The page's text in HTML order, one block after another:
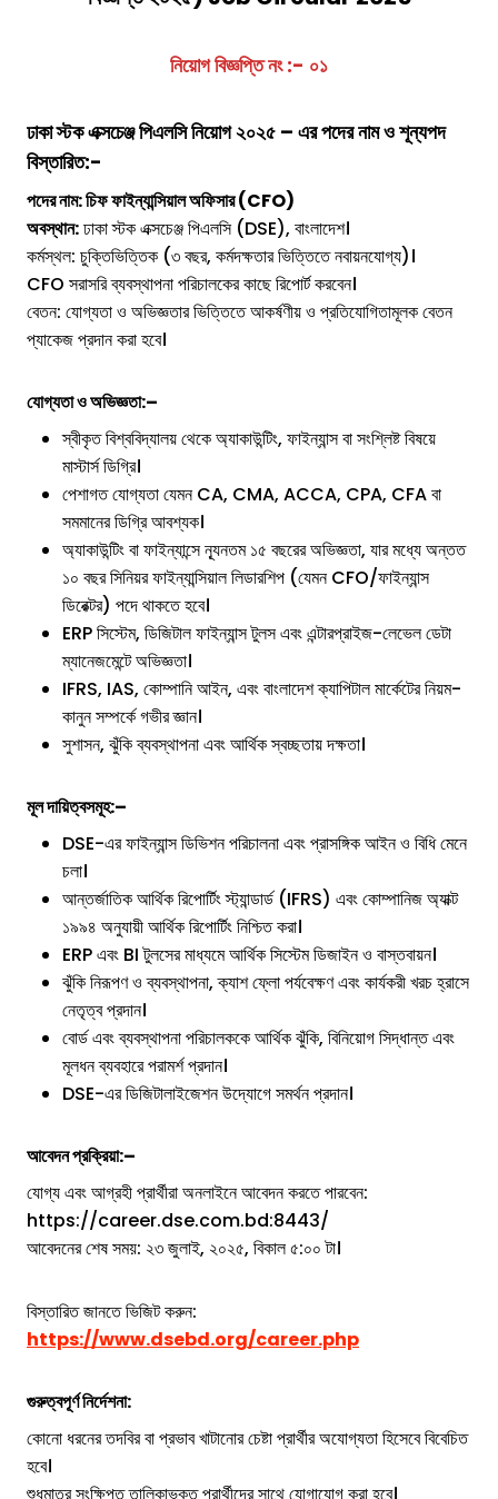
নিয়োগ বিজ্ঞপ্তি নং :- ০১
ঢাকা স্টক এক্সচেঞ্জ পিএলসিনিয়োগ ২০২৫ – এর পদের নাম ও শূন্যপদ
বিস্তারিত:-
পদের নাম: চিফ ফাইন্যান্সিয়াল অফিসার (CFO)
অবস্থান:ঢাকা স্টক এক্সচেঞ্জ পিএলসি (DSE), বাংলাদেশ।
কর্মস্থল: চুক্তিভিত্তিক (৩ বছর, কর্মদক্ষতার ভিত্তিতে নবায়নযোগ্য)।
CFO সরাসরি ব্যবস্থাপনা পরিচালকের কাছে রিপোর্ট করবেন।
বেতন: যোগ্যতা ও অভিজ্ঞতার ভিত্তিতে আকর্ষণীয় ও প্রতিযোগিতামূলক বেতন
প্যাকেজ প্রদান করা হবে।
যোগ্যতা ও অভিজ্ঞতা:–
স্বীকৃত বিশ্ববিদ্যালয় থেকে অ্যাকাউন্টিং, ফাইন্যান্স বা সংশ্লিষ্ট বিষয়ে
মাস্টার্স ডিগ্রি।
পেশাগত যোগ্যতা যেমন CA, CMA, ACCA, CPA, CFA বা
সমমানের ডিগ্রি আবশ্যক।
অ্যাকাউন্টিং বা ফাইন্যান্সে ন্যূনতম ১৫ বছরের অভিজ্ঞতা, যার মধ্যে অন্তত
১০ বছর সিনিয়র ফাইন্যান্সিয়াল লিডারশিপ (যেমন CFO/ফাইন্যান্স
ডিরেক্টর) পদে থাকতে হবে।
ERP সিস্টেম, ডিজিটাল ফাইন্যান্স টুলস এবং এন্টারপ্রাইজ-লেভেল ডেটা
ম্যানেজমেন্টে অভিজ্ঞতা।
IFRS, IAS, কোম্পানি আইন, এবং বাংলাদেশ ক্যাপিটাল মার্কেটের নিয়ম-
কানুন সম্পর্কে গভীর জ্ঞান।
সুশাসন, ঝুঁকি ব্যবস্থাপনা এবং আর্থিক স্বচ্ছতায় দক্ষতা।
মূল দায়িত্বসমূহ:–
DSE-এর ফাইন্যান্স ডিভিশন পরিচালনা এবং প্রাসঙ্গিক আইন ও বিধি মেনে
চলা।
আন্তর্জাতিক আর্থিক রিপোর্টিং স্ট্যান্ডার্ড (IFRS) এবং কোম্পানিজ অ্যাক্ট
১৯৯৪ অনুযায়ী আর্থিক রিপোর্টিং নিশ্চিত করা।
ERP এবং BI টুলসের মাধ্যমে আর্থিক সিস্টেম ডিজাইন ও বাস্তবায়ন।
ঝুঁকি নিরূপণ ও ব্যবস্থাপনা, ক্যাশ ফ্লো পর্যবেক্ষণ এবং কার্যকরী খরচ হ্রাসে
নেতৃত্ব প্রদান।
বোর্ড এবং ব্যবস্থাপনা পরিচালককে আর্থিক ঝুঁকি, বিনিয়োগ সিদ্ধান্ত এবং
মূলধন ব্যবহারে পরামর্শ প্রদান।
DSE-এর ডিজিটালাইজেশন উদ্যোগে সমর্থন প্রদান।
আবেদন প্রক্রিয়া:–
যোগ্য এবং আগ্রহী প্রার্থীরা অনলাইনে আবেদন করতে পারবেন:
https://career.dse.com.bd:8443/
আবেদনের শেষ সময়: ২৩ জুলাই, ২০২৫, বিকাল ৫:০০ টা।
বিস্তারিত জানতে ভিজিট করুন:
https://www.dsebd.org/career.php
গুরুত্বপূর্ণ নির্দেশনা:
কোনো ধরনের তদবির বা প্রভাব খাটানোর চেষ্টা প্রার্থীর অযোগ্যতা হিসেবে বিবেচিত
হবে।